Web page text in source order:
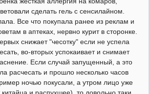
сделать гель с сенсилайном.
Все что покупала ранее из реклам и
в аптеках, нервно курит в сторонке.
снижает "чесотку" если не успела
во-вторых успокаивает и снимает
Если случай запущенный, а это
расчесать и прошло несколько часов
ночью покусали, а утром лицо уже
китайца и распухшее), то довольно таки